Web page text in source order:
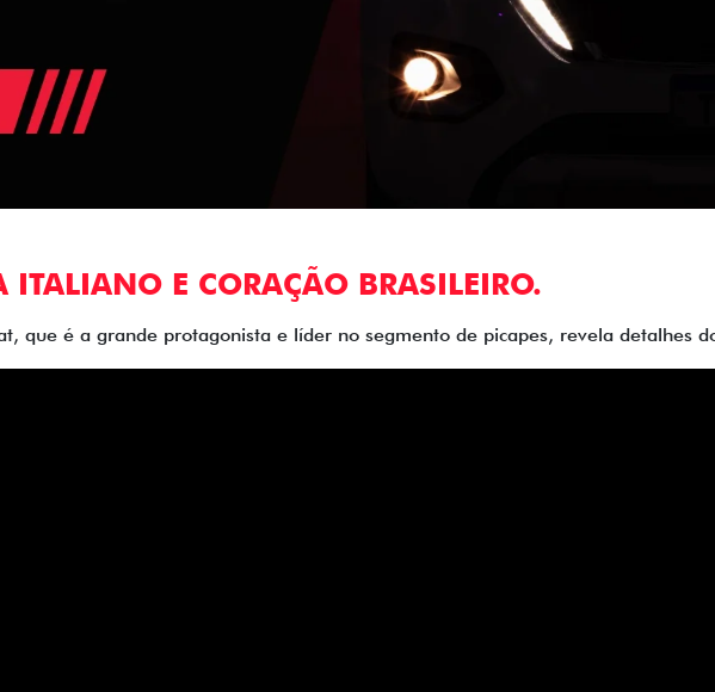
E CORAÇÃO BRASILEIRO.
que é a grande protagonista e líder no segmento de picapes, revela detalhes